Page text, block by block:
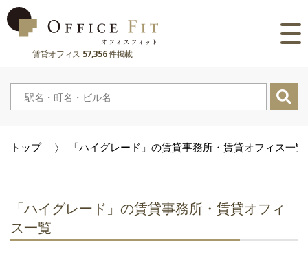
賃貸オフィス 57,356件掲載
路線
大阪府
奈良県
主要駅
大阪府
兵庫県
市区町村
京都府
トップ 「ハイグレード」の賃貸事務所・賃貸オフィス一覧
「ハイグレード」の賃貸事務所・賃貸オフィ
ス一覧